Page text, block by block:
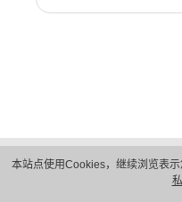
本站点使用Cookies，继续浏览表
隐